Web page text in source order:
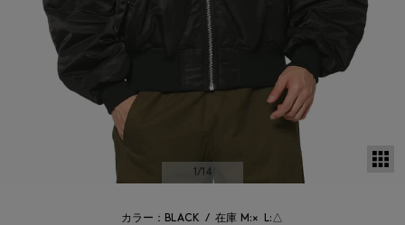
1/14
カラー：BLACK / 在庫 M:× L:△